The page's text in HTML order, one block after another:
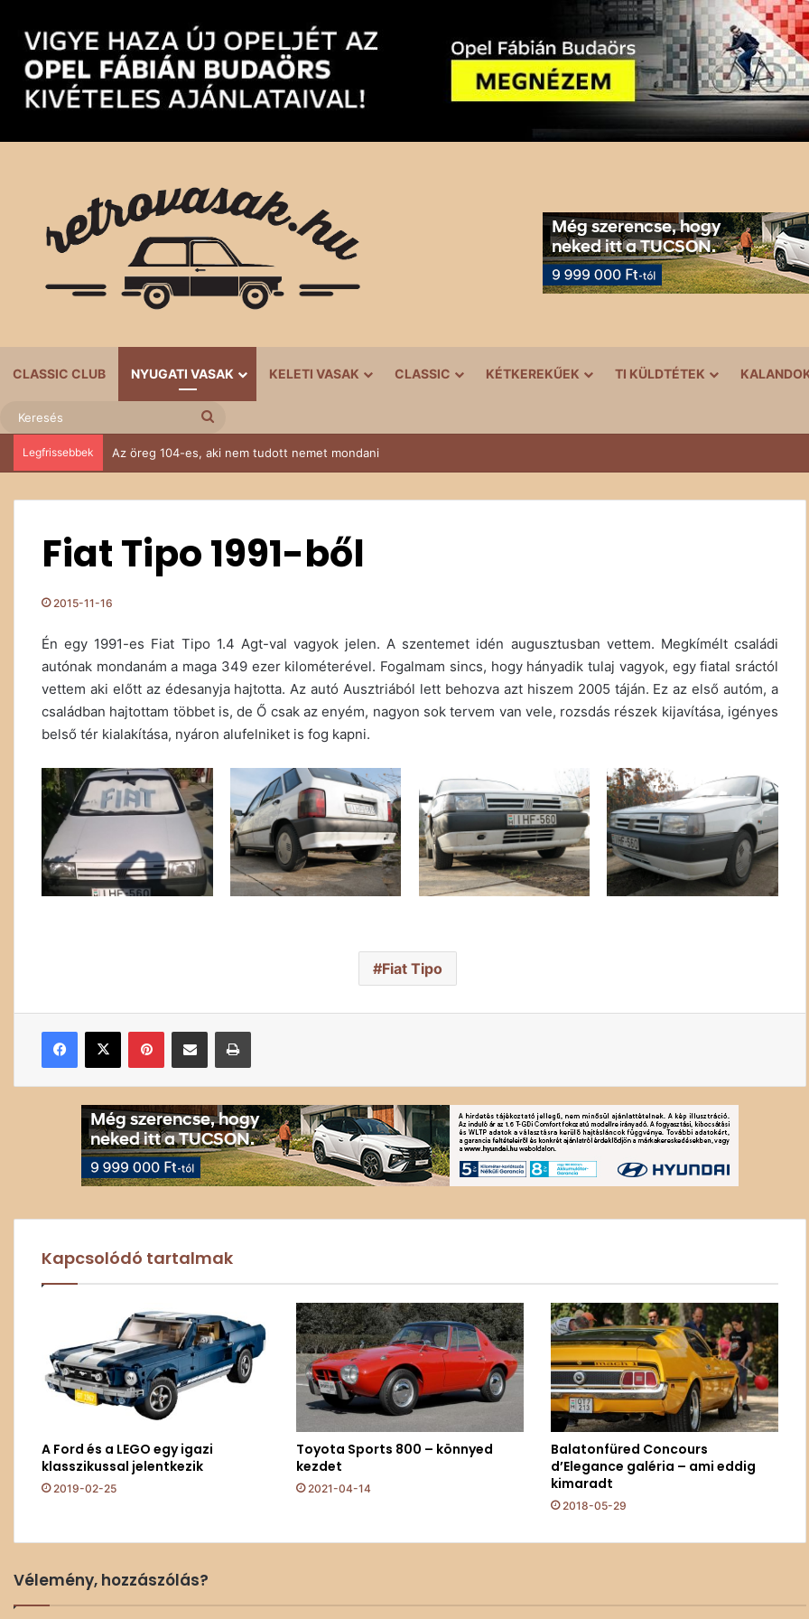
CLASSIC CLUB NYUGATI VASAK KELETI VASAK CLASSIC KÉTKEREKŰEK TI KÜLDTÉTEK
Legfrissebbek Az öreg 104-es, aki nem tudott nemet mondani
Fiat Tipo 1991-ből
2015-11-16
Én egy 1991-es Fiat Tipo 1.4 Agt-val vagyok jelen. A szentemet idén augusztusban vettem. Megkímélt családi
autónak mondanám a maga 349 ezer kilométerével. Fogalmam sincs, hogy hányadik tulaj vagyok, egy fiatal sráctól
vettem aki előtt az édesanyja hajtotta. Az autó Ausztriából lett behozva azt hiszem 2005 táján. Ez az első autóm, a
családban hajtottam többet is, de Ő csak az enyém, nagyon sok tervem van vele, rozsdás részek kijavítása, igényes
belső tér kialakítása, nyáron alufelniket is fog kapni.
Fiat Tipo
Facebook
X PinterestMegosztás email-ben Nyomtatás
Kapcsolódó tartalmak
A Ford és a LEGO egy igazi
klasszikussal jelentkezik
2019-02-25
Toyota Sports 800 – könnyed
kezdet
2021-04-14
Balatonfüred Concours
d’Elegance galéria – ami eddig
kimaradt
2018-05-29
Vélemény, hozzászólás?